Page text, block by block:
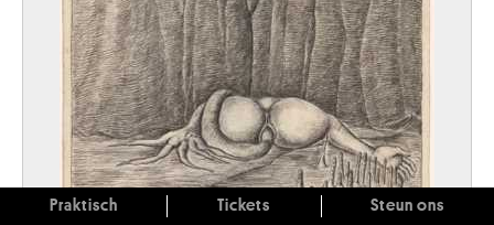
Praktisch Tickets Steun ons